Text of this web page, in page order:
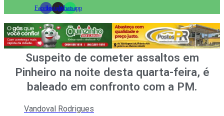
FacebookInstagramWhatsapp
Suspeito de cometer assaltos em
Pinheiro na noite desta quarta-feira, é
baleado em confronto com a PM.
Vandoval Rodrigues